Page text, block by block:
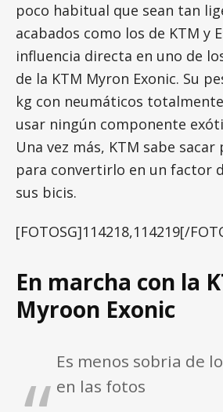
poco habitual que sean tan
acabados como los de KTM y
influencia directa en uno de
de la KTM Myron Exonic. Su
kg con neumáticos
usar ningún componente
Una vez más, KTM sabe
para convertirlo en un factor
sus bicis.
[FOTOSG]114218,114219[/
En marcha con la
Myroon Exonic
Es menos sobria de
en las fotos